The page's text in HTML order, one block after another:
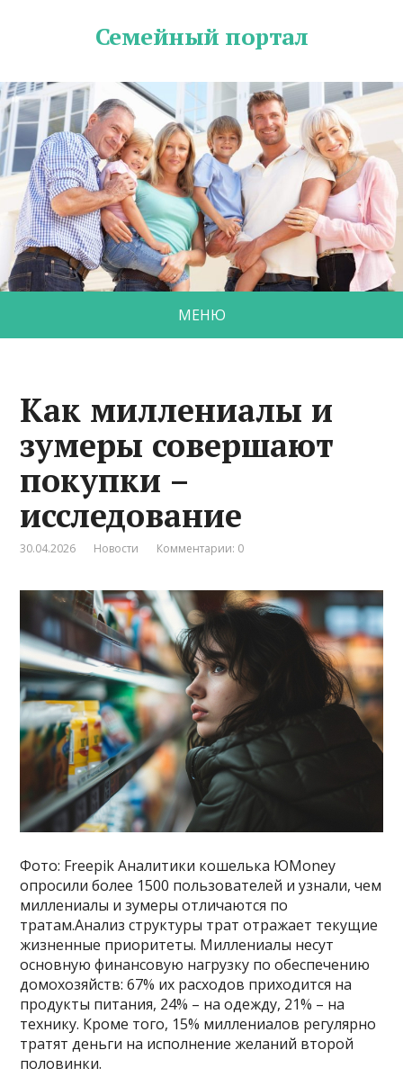
Семейный портал
МЕНЮ
Как миллениалы и
зумеры совершают
покупки –
исследование
30.04.2026 Новости Комментарии: 0
Фото: Freepik Аналитики кошелька ЮMoney
опросили более 1500 пользователей и узнали, чем
миллениалы и зумеры отличаются по
тратам.Анализ структуры трат отражает текущие
жизненные приоритеты. Миллениалы несут
основную финансовую нагрузку по обеспечению
домохозяйств: 67% их расходов приходится на
продукты питания, 24% – на одежду, 21% – на
технику. Кроме того, 15% миллениалов регулярно
тратят деньги на исполнение желаний второй
половинки.